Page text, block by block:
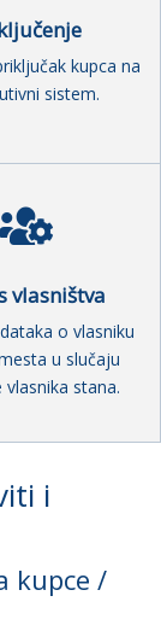
kupca na
sistem.

vlasništva
o vlasniku
u slučaju
stana.
i
kupce /